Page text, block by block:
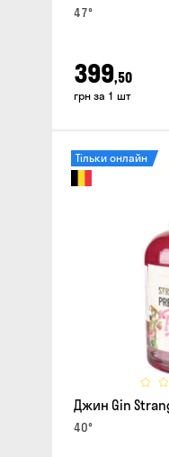
47°
399,50
грн за 1 шт
Тільки онлайн
Джин Gin
40°